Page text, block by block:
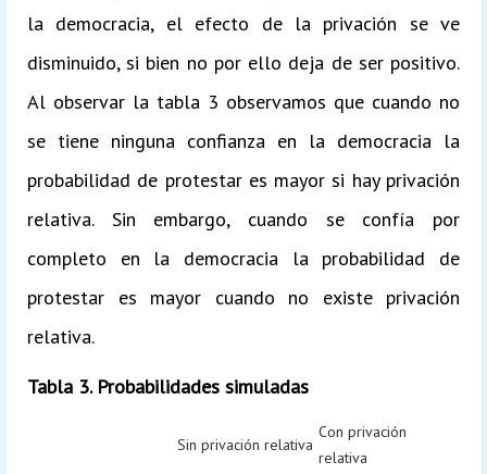
la democracia, el efecto de la privación se ve
disminuido, si bien no por ello deja de ser positivo.
Al observar la tabla 3 observamos que cuando no
se tiene ninguna confianza en la democracia la
probabilidad de protestar es mayor si hay privación
relativa. Sin embargo, cuando se confía por
completo en la democracia la probabilidad de
protestar es mayor cuando no existe privación
relativa.
Tabla 3. Probabilidades simuladas
Sin privación relativa
Con privación
relativa